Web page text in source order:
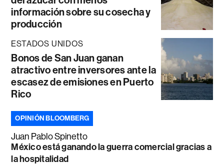
información sobre su cosecha y
producción
ESTADOS UNIDOS
Bonos de San Juan ganan
atractivo entre inversores ante la
escasez de emisiones en Puerto
Rico
OPINIÓN BLOOMBERG
Juan Pablo Spinetto
México está ganando la guerra comercial gracias a
la hospitalidad